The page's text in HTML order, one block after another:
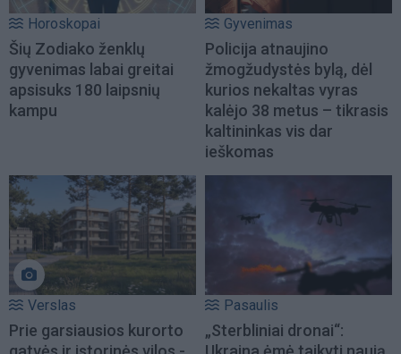
Horoskopai
Šių Zodiako ženklų
gyvenimas labai greitai
apsisuks 180 laipsnių
kampu
Gyvenimas
Policija atnaujino
žmogžudystės bylą, dėl
kurios nekaltas vyras
kalėjo 38 metus – tikrasis
kaltininkas vis dar
ieškomas
Verslas
Prie garsiausios kurorto
Pasaulis
„Sterbliniai dronai“: